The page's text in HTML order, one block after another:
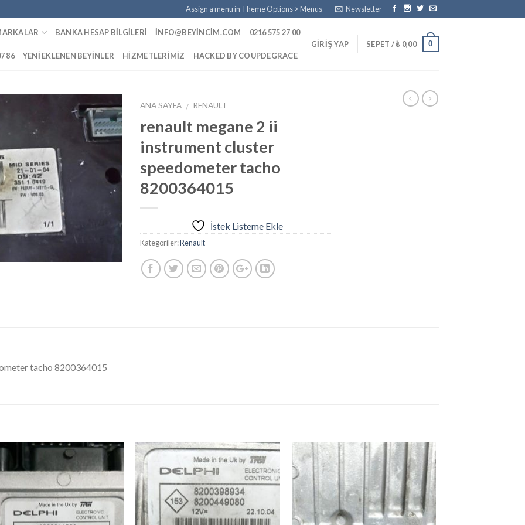
Assign a menu in Theme Options > Menus Newsletter
BANKA HESAP BILGILERI INFO@BEYINCIM.COM 0216 575 27 00
86 YENI EKLENEN BEYINLER HIZMETLERIMIZ HACKED BY COUPDEGRACE
GIRIŞ YAP SEPET /₺ 0,00 0
ANA SAYFA / RENAULT
renault megane 2 ii
instrument cluster
speedometer tacho
8200364015
İstek Listeme Ekle
Kategoriler:Renault
tacho 8200364015
İstek
Listeme
Ekle
Ekle
İstek
Listeme
Ekle